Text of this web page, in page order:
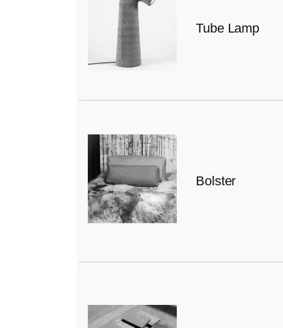
Tube Lamp
Bolster